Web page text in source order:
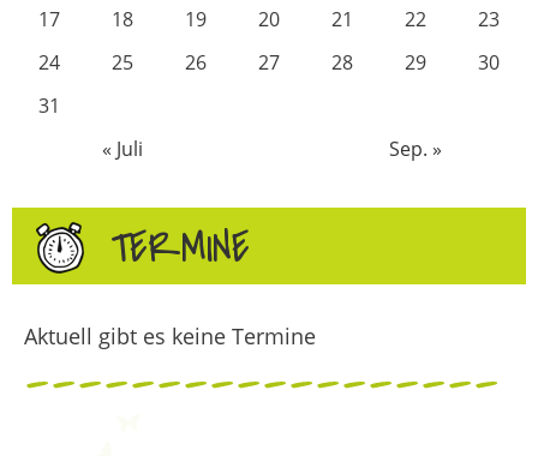
17
18 19 20 21 22
23
24
25 26 27 28 29
30
31
« Juli
Sep. »
TERMINE
Aktuell gibt es keine Termine